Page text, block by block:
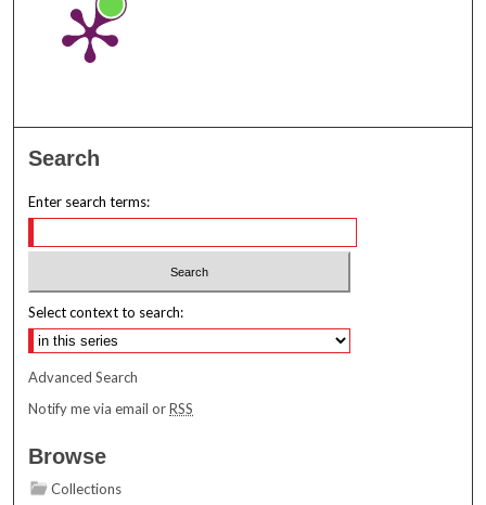
Search
Enter search terms:
Select context to search:
Advanced Search
Notify me via email orRSS
Browse
Collections